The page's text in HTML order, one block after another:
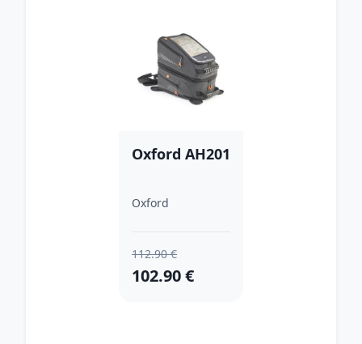
Oxford AH201
Oxford
112.90 €
102.90 €